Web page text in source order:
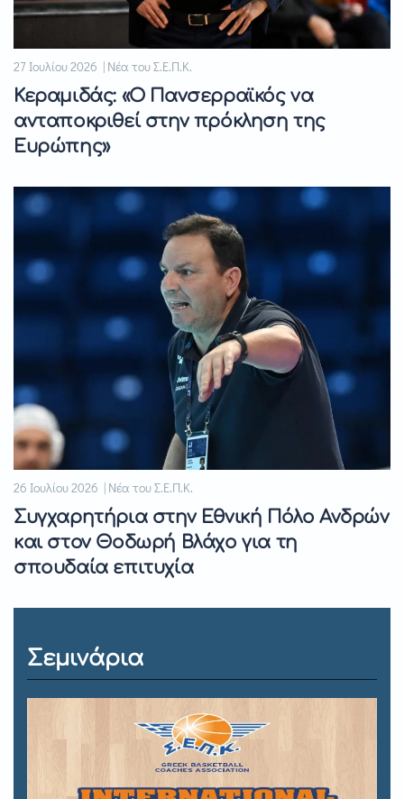
27 Ιουλίου 2026 | Νέα του Σ.Ε.Π.Κ.
Κεραμιδάς: «Ο Πανσερραϊκός να
ανταποκριθεί στην πρόκληση της
Ευρώπης»
26 Ιουλίου 2026 | Νέα του Σ.Ε.Π.Κ.
Συγχαρητήρια στην Εθνική Πόλο Ανδρών
και στον Θοδωρή Βλάχο για τη
σπουδαία επιτυχία
Σεμινάρια